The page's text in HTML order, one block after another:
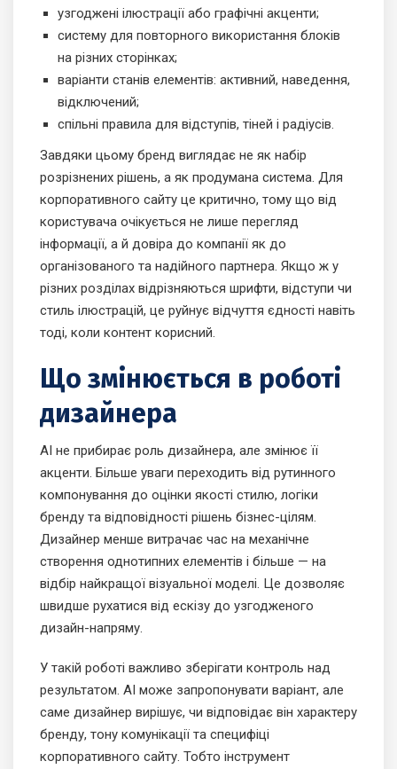
узгоджені ілюстрації або графічні акценти;
систему для повторного використання блоків
на різних сторінках;
варіанти станів елементів: активний, наведення,
відключений;
спільні правила для відступів, тіней і радіусів.
Завдяки цьому бренд виглядає не як набір
розрізнених рішень, а як продумана система. Для
корпоративного сайту це критично, тому що від
користувача очікується не лише перегляд
інформації, а й довіра до компанії як до
організованого та надійного партнера. Якщо ж у
різних розділах відрізняються шрифти, відступи чи
стиль ілюстрацій, це руйнує відчуття єдності навіть
тоді, коли контент корисний.
Що змінюється в роботі
дизайнера
AI не прибирає роль дизайнера, але змінює її
акценти. Більше уваги переходить від рутинного
компонування до оцінки якості стилю, логіки
бренду та відповідності рішень бізнес-цілям.
Дизайнер менше витрачає час на механічне
створення однотипних елементів і більше — на
відбір найкращої візуальної моделі. Це дозволяє
швидше рухатися від ескізу до узгодженого
дизайн-напряму.
У такій роботі важливо зберігати контроль над
результатом. AI може запропонувати варіант, але
саме дизайнер вирішує, чи відповідає він характеру
бренду, тону комунікації та специфіці
корпоративного сайту. Тобто інструмент